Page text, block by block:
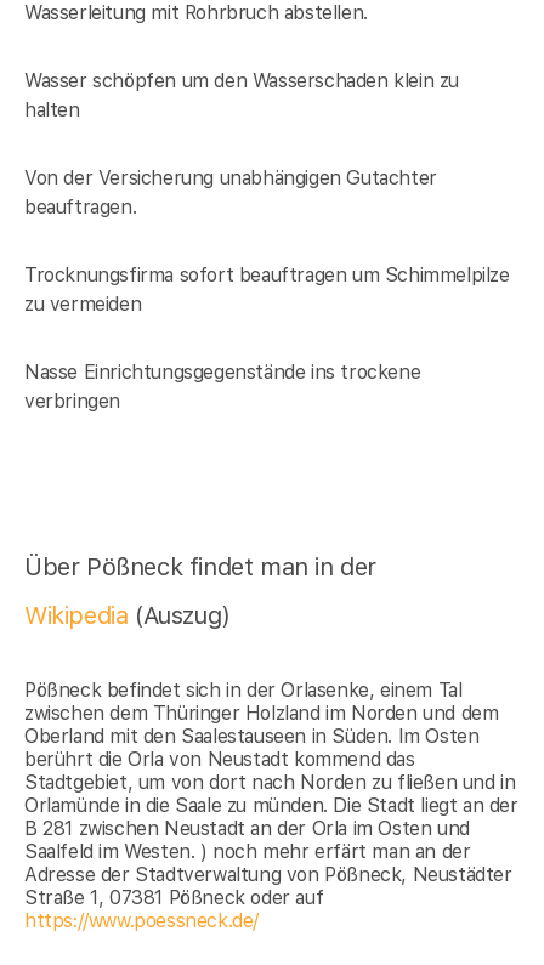
Wasserleitung mit Rohrbruch abstellen.
Wasser schöpfen um den Wasserschaden klein zu
halten
Von der Versicherung unabhängigen Gutachter
beauftragen.
Trocknungsfirma sofort beauftragen um Schimmelpilze
zu vermeiden
Nasse Einrichtungsgegenstände ins trockene
verbringen
Über Pößneck findet man in der
Wikipedia (Auszug)
Pößneck befindet sich in der Orlasenke, einem Tal
zwischen dem Thüringer Holzland im Norden und dem
Oberland mit den Saalestauseen in Süden. Im Osten
berührt die Orla von Neustadt kommend das
Stadtgebiet, um von dort nach Norden zu fließen und in
Orlamünde in die Saale zu münden. Die Stadt liegt an der
B 281 zwischen Neustadt an der Orla im Osten und
Saalfeld im Westen. ) noch mehr erfärt man an der
Adresse der Stadtverwaltung von Pößneck, Neustädter
Straße 1, 07381 Pößneck oder auf
https://www.poessneck.de/